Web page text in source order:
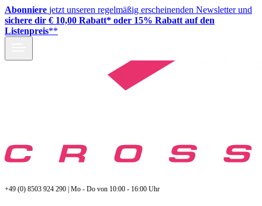
Abonniere jetzt unseren regelmäßig erscheinenden Newsletter und
sichere dir € 10,00 Rabatt* oder 15% Rabatt auf den
Listenpreis**
+49 (0) 8503 924 290 | Mo - Do von 10:00 - 16:00 Uhr